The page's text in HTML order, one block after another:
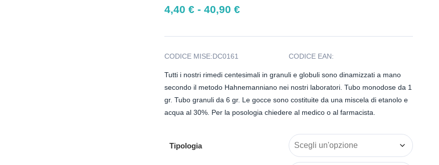
4,40 € - 40,90 €
CODICE MISE:DC0161 CODICE EAN:
Tutti i nostri rimedi centesimali in granuli e globuli sono dinamizzati a mano
secondo il metodo Hahnemanniano nei nostri laboratori. Tubo monodose da 1
gr. Tubo granuli da 6 gr. Le gocce sono costituite da una miscela di etanolo e
acqua al 30%. Per la posologia chiedere al medico o al farmacista.
Tipologia